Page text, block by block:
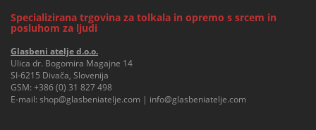
Specializirana trgovina za tolkala in opremo s srcem in
posluhom za ljudi
Glasbeni atelje d.o.o.
Ulica dr. Bogomira Magajne 14
SI-6215 Divača, Slovenija
GSM: +386 (0) 31 827 498
E-mail: shop@glasbeniatelje.com | info@glasbeniatelje.com